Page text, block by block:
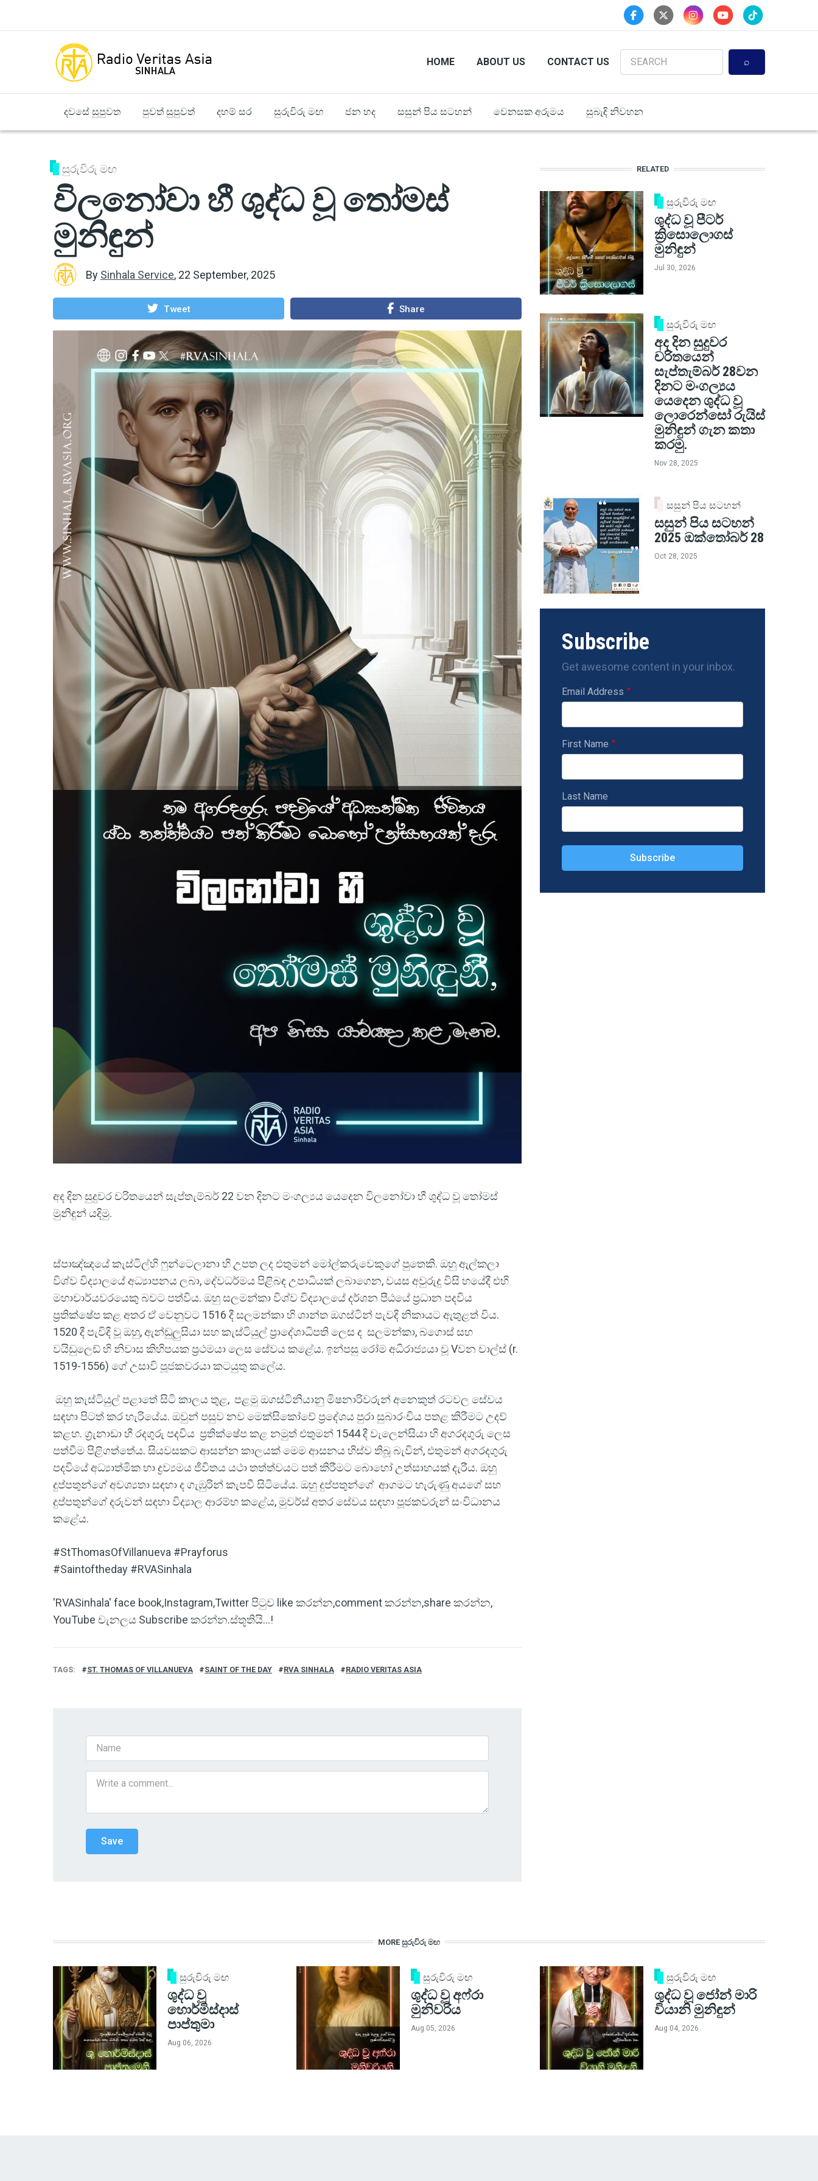
HOME ABOUT US CONTACT US
Search
දවසේ සුපුවත පුවත් සුපුවත් දහම් සර සුරුවිරු මඟ ජන හද සසුන් පිය සටහන් වෙනසක අරුමය සුබැඳි නිවහන
සුරුවිරු මඟ
විලනෝවා හී ශුද්ධ වූ තෝමස්
මුනිඳුන්
By Sinhala Service, 22 September, 2025
Tweet Share
අද දින සුදුවර චරිතයෙන් සැප්තැම්බර් 22 වන දිනට මංගල්‍යය යෙදෙන විලනෝවා හී ශුද්ධ වූ තෝමස්
මුනිඳුන් යදිමු.
ස්පාඤ්ඤයේ කැස්ටිල්හි ෆුන්ටෙලානා හි උපත ලද එතුමන් මෝල්කරුවෙකුගේ පුතෙකි. ඔහු ඇල්කලා
විශ්ව විද්‍යාලයේ අධ්‍යාපනය ලබා, දේවධර්මය පිළිබඳ උපාධියක් ලබාගෙන, වයස අවුරුදු විසි හයේදී එහි
මහාචාර්යවරයෙකු බවට පත්විය. ඔහු සලමන්කා විශ්ව විද්‍යාලයේ දර්ශන පීඨයේ ප්‍රධාන පදවිය
ප්‍රතික්ෂේප කළ අතර ඒ වෙනුවට 1516 දී සලමන්කා හි ශාන්ත ඔගස්ටින් පැවදි නිකායට ඇතුළත් විය.
1520 දී පැවිදි වූ ඔහු, ඇන්ඩුලුසියා සහ කැස්ටියුල් ප්‍රාදේශාධිපති ලෙස ද සලමන්කා, බගොස් සහ
වයිඩුලෙඩ් හි නිවාස කිහිපයක ප්‍රථමයා ලෙස සේවය කළේය. ඉන්පසු රෝම අධිරාජ්‍යයා වූ Vවන චාල්ස් (r.
1519-1556) ගේ උසාවි පූජකවරයා කටයුතු කලේය.
ඔහු කැස්ටියුල් පළාතේ සිටි කාලය තුළ, පළමු ඔගස්ටිනියානු මිෂනාරිවරුන් අනෙකුත් රටවල සේවය
සඳහා පිටත් කර හැරියේය. ඔවුන් පසුව නව මෙක්සිකෝවේ ප්‍රදේශය පුරා සුබාරංචිය පතළ කිරීමට උදව්
කළහ. ග්‍රැනාඩා හී රදගුරු පදවිය ප්‍රතික්ෂේප කළ නමුත් එතුමන් 1544 දී වැලෙන්සියා හි අගරදගුරු ලෙස
පත්වීම පිළිගත්තේය. සියවසකට ආසන්න කාලයක් මෙම ආසනය හිස්ව තිබූ බැවින්, එතුමන් අගරදගුරු
පදවියේ අධ්‍යාත්මික හා ද්‍රව්‍යමය ජීවිතය යථා තත්ත්වයට පත් කිරීමට බොහෝ උත්සාහයක් දැරීය. ඔහු
දුප්පතුන්ගේ අවශ්‍යතා සඳහා ද ගැඹුරින් කැපවී සිටියේය. ඔහු දුප්පතුන්ගේ ආගමට හැරුණු අයගේ සහ
දුප්පතුන්ගේ දරුවන් සඳහා විද්‍යාල ආරම්භ කළේය, මුවර්ස් අතර සේවය සඳහා පූජකවරුන් සංවිධානය
කළේය.
#StThomasOfVillanueva #Prayforus
#Saintoftheday #RVASinhala
'RVASinhala' face book,Instagram,Twitter පිටුව like කරන්න,comment කරන්න,share කරන්න,
YouTube චැනලය Subscribe කරන්න.ස්තූතියි...!
TAGS ST. THOMAS OF VILLANUEVA SAINT OF THE DAY RVA SINHALA RADIO VERITAS ASIA
RELATED
සුරුවිරු මඟ
ශුද්ධ වූ පීටර්
ක්‍රිසොලොගස්
මුනිඳුන්
Jul 30, 2026
සුරුවිරු මඟ
අද දින සුදුවර
චරිතයෙන්
සැප්තැම්බර් 28වන
දිනට මංගල්‍යය
යෙදෙන ශුද්ධ වූ
ලොරෙන්සෝ රුයිස්
මුනිඳුන් ගැන කතා
කරමු.
Nov 28, 2025
සසුන් පිය සටහන්
සසුන් පිය සටහන්
2025 ඔක්තෝබර් 28
Oct 28, 2025
Subscribe
Get awesome content in your inbox.
Email Address
First Name
Last Name
MORE සුරුවිරු මඟ
සුරුවිරු මඟ
ශුද්ධ වූ
හොර්මිස්දාස්
පාප්තුමා
Aug 06, 2026
සුරුවිරු මඟ
ශුද්ධ වූ අෆ්රා
මුනිවරිය
Aug 05, 2026
සුරුවිරු මඟ
ශුද්ධ වූ ජෝන් මාරි
වියානි මුනිඳුන්
Aug 04, 2026